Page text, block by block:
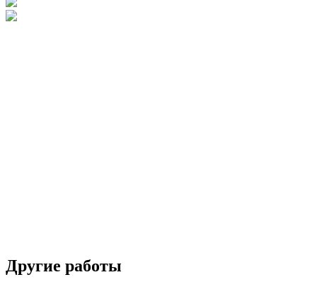
Другие работы